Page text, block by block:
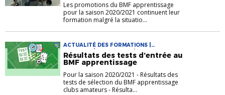
Les promotions du BMF apprentissage
pour la saison 2020/2021 continuent leur
formation malgré la situatio...
ACTUALITÉ DES FORMATIONS |
ACTUALITÉS DES CLUBS | BMF EN
APPRENTISSAGE
Résultats des tests d’entrée au
BMF apprentissage
Pour la saison 2020/2021 - Résultats des
tests de sélection du BMF apprentissage
clubs amateurs - Résulta...